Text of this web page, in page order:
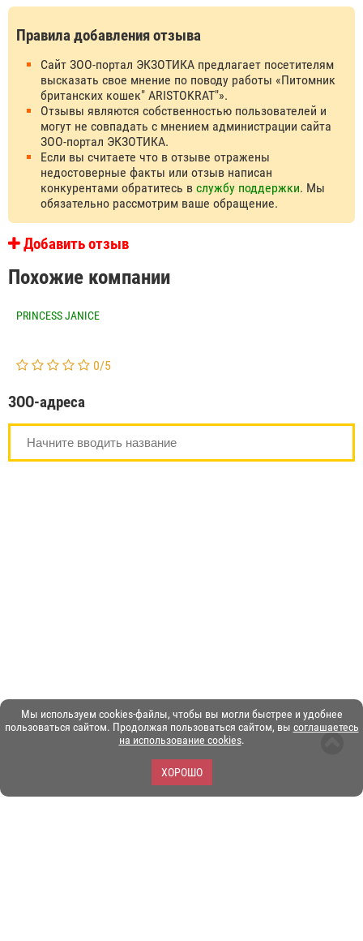
Мы используем cookies-файлы, чтобы вы могли быстрее и удобнее
пользоваться сайтом. Продолжая пользоваться сайтом, вы соглашаетесь
на использование cookies.
ХОРОШО
Правила добавления отзыва
Сайт ЗОО-портал ЭКЗОТИКА предлагает посетителям
высказать свое мнение по поводу работы «Питомник
британских кошек" ARISTOKRAT"».
Отзывы являются собственностью пользователей и
могут не совпадать с мнением администрации сайта
ЗОО-портал ЭКЗОТИКА.
Если вы считаете что в отзыве отражены
недостоверные факты или отзыв написан
конкурентами обратитесь в службу поддержки. Мы
обязательно рассмотрим ваше обращение.
Добавить отзыв
Похожие компании
PRINCESS JANICE
0/5
ЗОО-адреса